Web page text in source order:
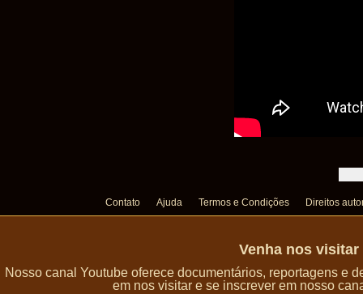
Contato Ajuda Termos e Condições Direitos
Venha nos
Nosso canal Youtube oferece documentários, reportagens e
em nos visitar e se inscrever em nosso